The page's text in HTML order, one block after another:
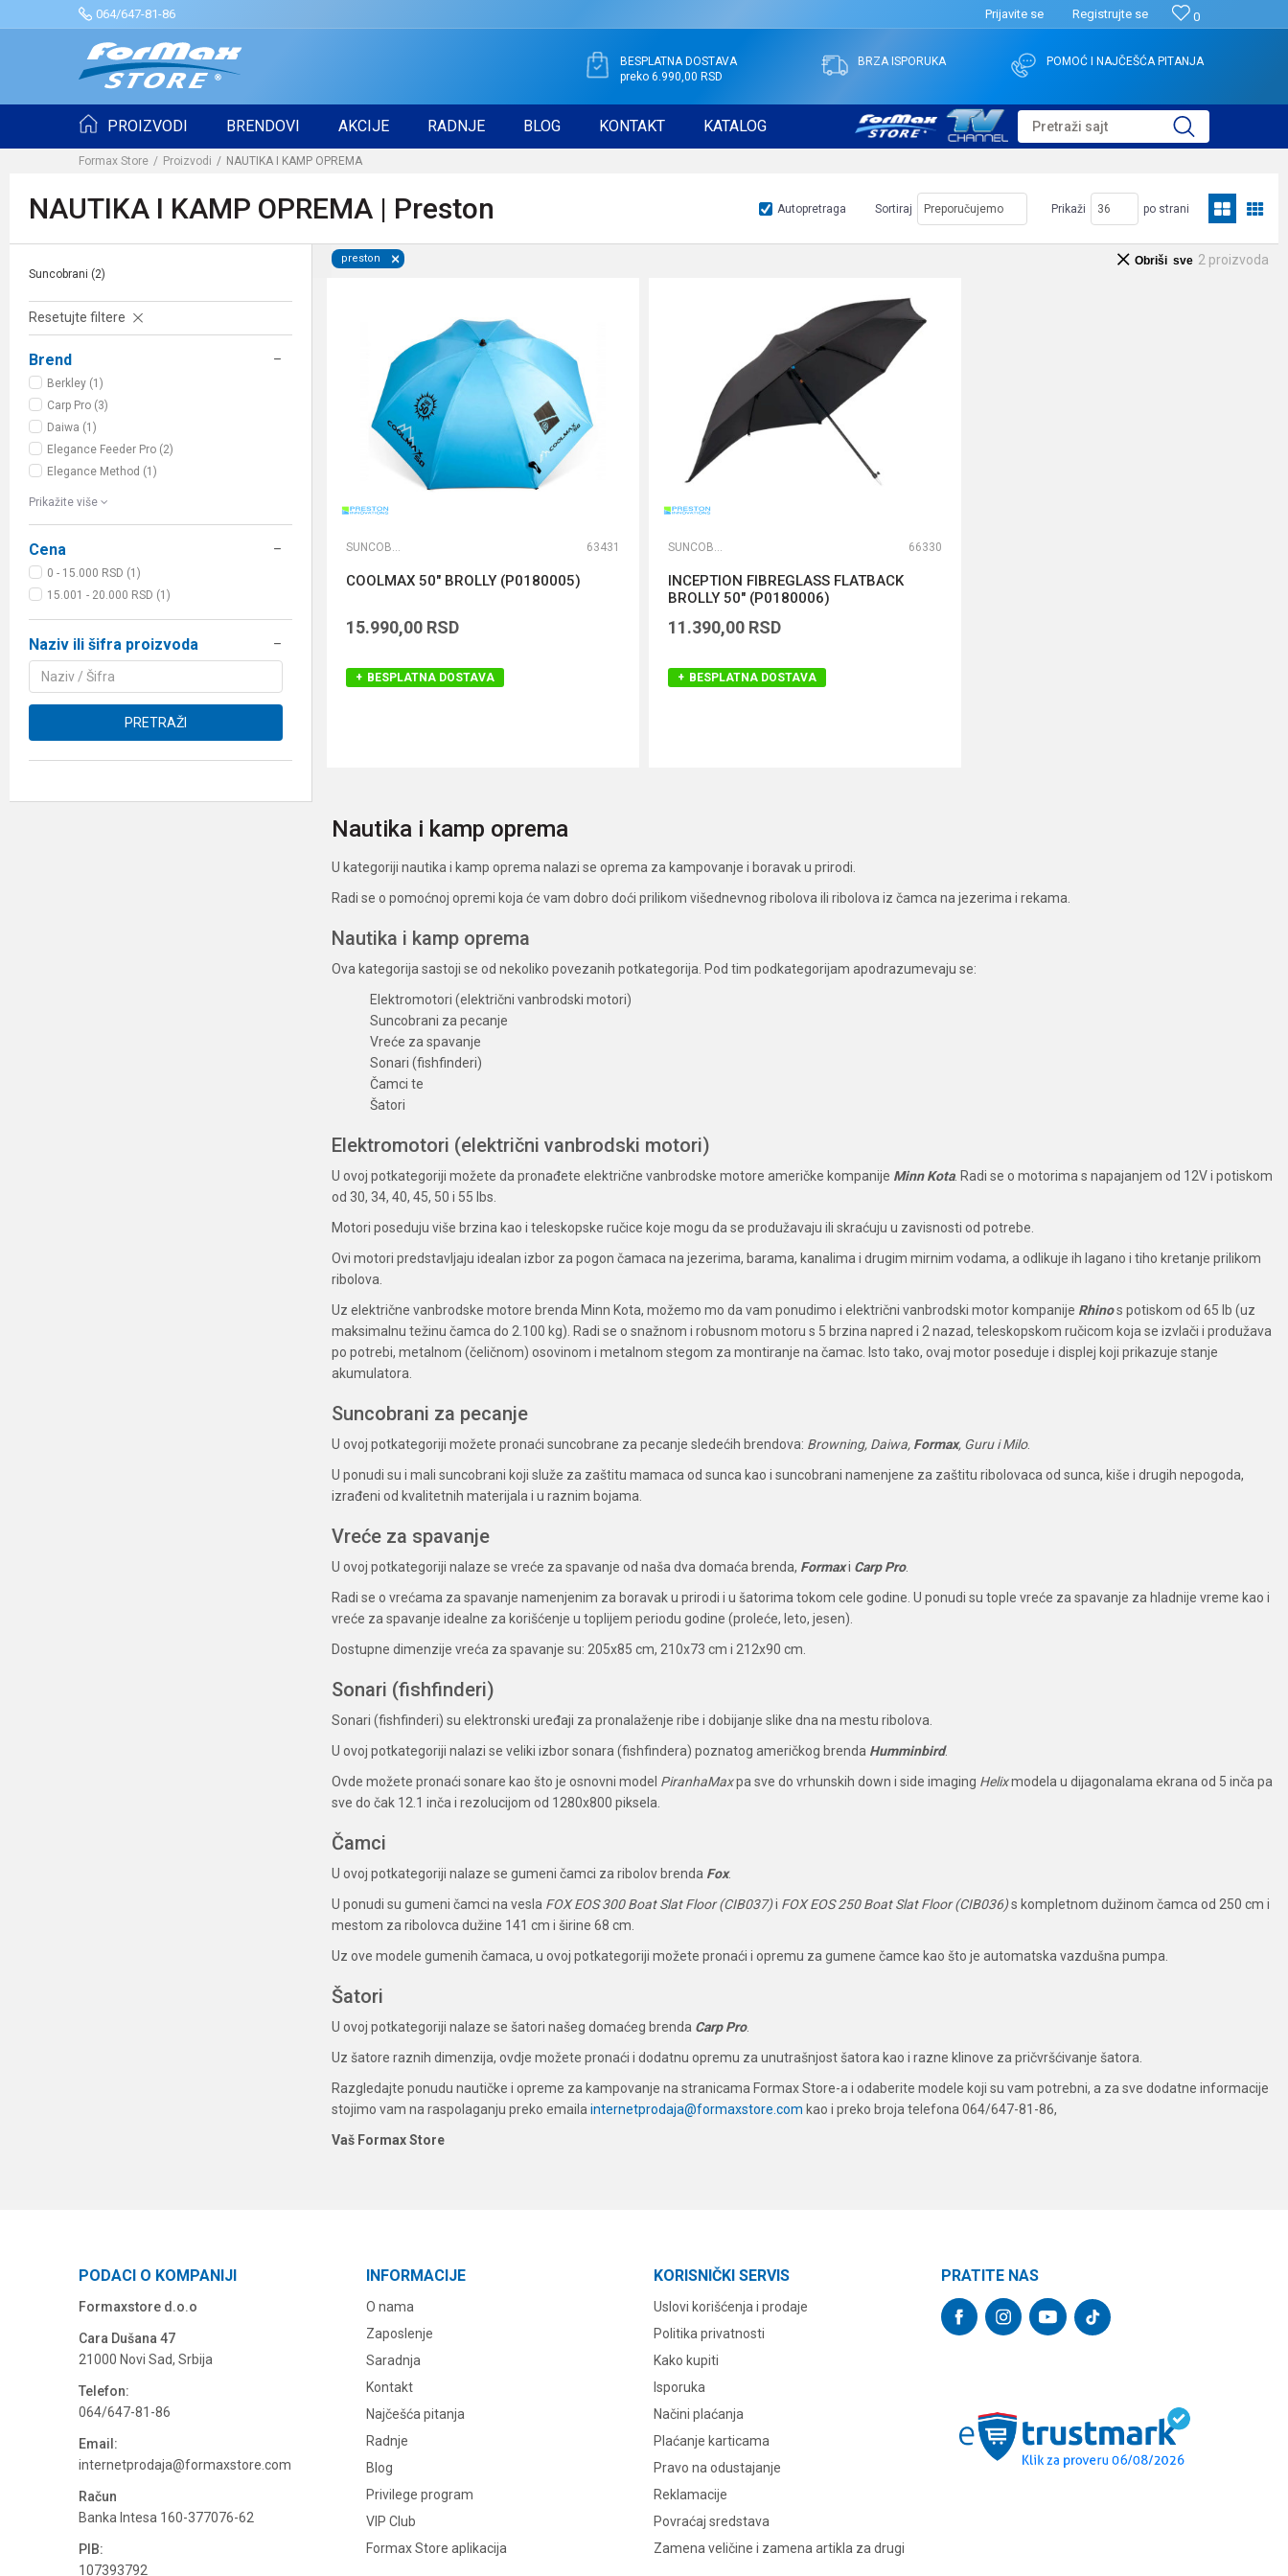
064/647-81-86 0
Prijavite se Registrujte se
BESPLATNA DOSTAVA
preko 6.990,00 RSD
BRZA ISPORUKA POMOĆ I NAJČEŠĆA PITANJA
PROIZVODI BRENDOVI AKCIJE RADNJE BLOG KONTAKT KATALOG Pretraži sajt
Formax Store Proizvodi NAUTIKA I KAMP OPREMA
NAUTIKA I KAMP OPREMA | Preston Autopretraga Sortiraj Prikaži po strani
Suncobrani (2)
Resetujte filtere
Brend
Berkley (1)
Carp Pro (3)
Daiwa (1)
Elegance Feeder Pro (2)
Elegance Method (1)
Prikažite više
Cena
0 - 15.000 RSD (1)
15.001 - 20.000 RSD (1)
Naziv ili šifra proizvoda
PRETRAŽI
preston 2 proizvoda
Obriši sve
SUNCOBRANI 63431
COOLMAX 50" BROLLY (P0180005)
15.990,00 RSD
BESPLATNA DOSTAVA
SUNCOBRANI 66330
INCEPTION FIBREGLASS FLATBACK
BROLLY 50" (P0180006)
11.390,00 RSD
BESPLATNA DOSTAVA
Nautika i kamp oprema
U kategoriji nautika i kamp oprema nalazi se oprema za kampovanje i boravak u prirodi.
Radi se o pomoćnoj opremi koja će vam dobro doći prilikom višednevnog ribolova ili ribolova iz čamca na jezerima i rekama.
Nautika i kamp oprema
Ova kategorija sastoji se od nekoliko povezanih potkategorija. Pod tim podkategorijam apodrazumevaju se:
Elektromotori (električni vanbrodski motori)
Suncobrani za pecanje
Vreće za spavanje
Sonari (fishfinderi)
Čamci te
Šatori
Elektromotori (električni vanbrodski motori)
U ovoj potkategoriji možete da pronađete električne vanbrodske motore američke kompanije Minn Kota. Radi se o motorima s napajanjem od 12V i potiskom
od 30, 34, 40, 45, 50 i 55 lbs.
Motori poseduju više brzina kao i teleskopske ručice koje mogu da se produžavaju ili skraćuju u zavisnosti od potrebe.
Ovi motori predstavljaju idealan izbor za pogon čamaca na jezerima, barama, kanalima i drugim mirnim vodama, a odlikuje ih lagano i tiho kretanje prilikom
ribolova.
Uz električne vanbrodske motore brenda Minn Kota, možemo mo da vam ponudimo i električni vanbrodski motor kompanije Rhinos potiskom od 65 lb (uz
maksimalnu težinu čamca do 2.100 kg). Radi se o snažnom i robusnom motoru s 5 brzina napred i 2 nazad, teleskopskom ručicom koja se izvlači i produžava
po potrebi, metalnom (čeličnom) osovinom i metalnom stegom za montiranje na čamac. Isto tako, ovaj motor poseduje i displej koji prikazuje stanje
akumulatora.
Suncobrani za pecanje
U ovoj potkategoriji možete pronaći suncobrane za pecanje sledećih brendova: Browning, Daiwa, Formax, Guru i Milo.
U ponudi su i mali suncobrani koji služe za zaštitu mamaca od sunca kao i suncobrani namenjene za zaštitu ribolovaca od sunca, kiše i drugih nepogoda,
izrađeni od kvalitetnih materijala i u raznim bojama.
Vreće za spavanje
U ovoj potkategoriji nalaze se vreće za spavanje od naša dva domaća brenda, Formaxi Carp Pro.
Radi se o vrećama za spavanje namenjenim za boravak u prirodi i u šatorima tokom cele godine. U ponudi su tople vreće za spavanje za hladnije vreme kao i
vreće za spavanje idealne za korišćenje u toplijem periodu godine (proleće, leto, jesen).
Dostupne dimenzije vreća za spavanje su: 205x85 cm, 210x73 cm i 212x90 cm.
Sonari (fishfinderi)
Sonari (fishfinderi) su elektronski uređaji za pronalaženje ribe i dobijanje slike dna na mestu ribolova.
U ovoj potkategoriji nalazi se veliki izbor sonara (fishfindera) poznatog američkog brenda Humminbird.
Ovde možete pronaći sonare kao što je osnovni model PiranhaMaxpa sve do vrhunskih down i side imaging Helixmodela u dijagonalama ekrana od 5 inča pa
sve do čak 12.1 inča i rezolucijom od 1280x800 piksela.
Čamci
U ovoj potkategoriji nalaze se gumeni čamci za ribolov brenda Fox.
U ponudi su gumeni čamci na vesla FOX EOS 300 Boat Slat Floor (CIB037)i FOX EOS 250 Boat Slat Floor (CIB036)s kompletnom dužinom čamca od 250 cm i
mestom za ribolovca dužine 141 cm i širine 68 cm.
Uz ove modele gumenih čamaca, u ovoj potkategoriji možete pronaći i opremu za gumene čamce kao što je automatska vazdušna pumpa.
Šatori
U ovoj potkategoriji nalaze se šatori našeg domaćeg brenda Carp Pro.
Uz šatore raznih dimenzija, ovdje možete pronaći i dodatnu opremu za unutrašnjost šatora kao i razne klinove za pričvršćivanje šatora.
Razgledajte ponudu nautičke i opreme za kampovanje na stranicama Formax Store-a i odaberite modele koji su vam potrebni, a za sve dodatne informacije
stojimo vam na raspolaganju preko emaila internetprodaja@formaxstore.com kao i preko broja telefona 064/647-81-86,
Vaš Formax Store
PODACI O KOMPANIJI
Formaxstore d.o.o
Cara Dušana 47
21000 Novi Sad, Srbija
Telefon:
064/647-81-86
Email:
internetprodaja@formaxstore.com
Račun
Banka Intesa 160-377076-62
PIB:
107393792
INFORMACIJE
O nama
Zaposlenje
Saradnja
Kontakt
Najčešća pitanja
Radnje
Blog
Privilege program
VIP Club
Formax Store aplikacija
KORISNIČKI SERVIS
Uslovi korišćenja i prodaje
Politika privatnosti
Kako kupiti
Isporuka
Načini plaćanja
Plaćanje karticama
Pravo na odustajanje
Reklamacije
Povraćaj sredstava
Zamena veličine i zamena artikla za drugi
PRATITE NAS